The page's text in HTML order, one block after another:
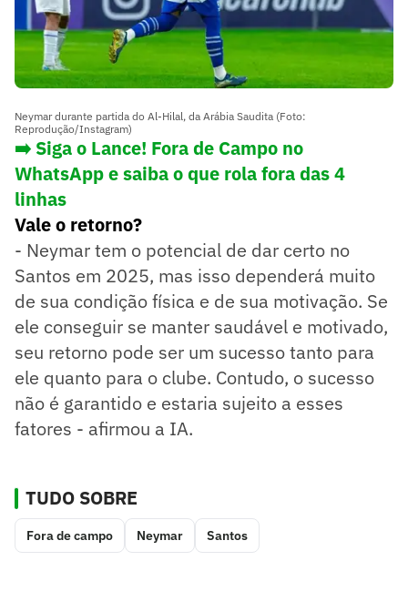
Neymar durante partida do Al-Hilal, da Arábia Saudita (Foto:
Reprodução/Instagram)
➡️ Siga o Lance! Fora de Campo no
WhatsApp e saiba o que rola fora das 4
linhas
Vale o retorno?
- Neymar tem o potencial de dar certo no
Santos em 2025, mas isso dependerá muito
de sua condição física e de sua motivação. Se
ele conseguir se manter saudável e motivado,
seu retorno pode ser um sucesso tanto para
ele quanto para o clube. Contudo, o sucesso
não é garantido e estaria sujeito a esses
fatores - afirmou a IA.
TUDO SOBRE
Fora de campo Neymar Santos